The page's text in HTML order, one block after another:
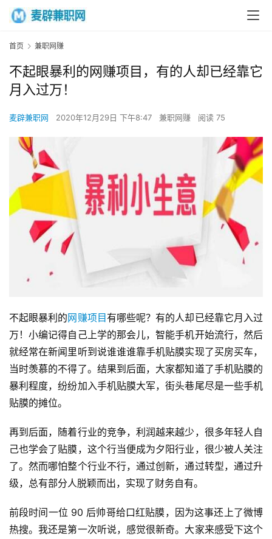
首
页
首页 兼职网赚
不起眼暴利的网赚项目，有的人却已经靠它
月入过万！
麦辟兼职网 2020年12月29日 下午8:47 兼职网赚 阅读 75
不起眼暴利的网赚项目有哪些呢？有的人却已经靠它月入过
万！小编记得自己上学的那会儿，智能手机开始流行，然后
就经常在新闻里听到说谁谁谁靠手机贴膜实现了买房买车，
当时羡慕的不得了。结果到后面，大家都知道了手机贴膜的
暴利程度，纷纷加入手机贴膜大军，街头巷尾尽是一些手机
贴膜的摊位。
再到后面，随着行业的竞争，利润越来越少，很多年轻人自
己也学会了贴膜，这个行当便成为夕阳行业，很少被人关注
了。然而哪怕整个行业不行，通过创新，通过转型，通过升
级，总有部分人脱颖而出，实现了财务自有。
前段时间一位 90 后帅哥给口红贴膜，因为这事还上了微博
热搜。我还是第一次听说，感觉很新奇。大家来感受下这个